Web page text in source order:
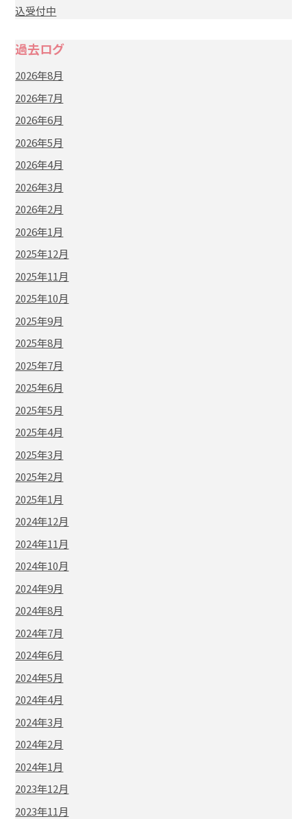
込受付中
過去ログ
2026年8月
2026年7月
2026年6月
2026年5月
2026年4月
2026年3月
2026年2月
2026年1月
2025年12月
2025年11月
2025年10月
2025年9月
2025年8月
2025年7月
2025年6月
2025年5月
2025年4月
2025年3月
2025年2月
2025年1月
2024年12月
2024年11月
2024年10月
2024年9月
2024年8月
2024年7月
2024年6月
2024年5月
2024年4月
2024年3月
2024年2月
2024年1月
2023年12月
2023年11月